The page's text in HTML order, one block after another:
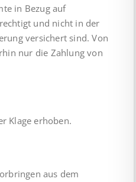
in Bezug auf
und nicht in der
versichert sind. Von
nur die Zahlung von
Klage erhoben.
aus dem